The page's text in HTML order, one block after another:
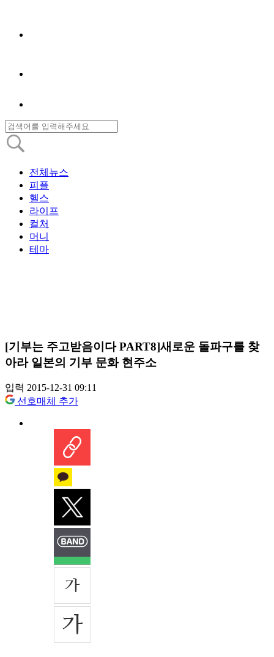
전체뉴스
피플
헬스
라이프
컬처
머니
테마
[기부는 주고받음이다 PART8]새로운 돌파구를 찾
아라 일본의 기부 문화 현주소
입력 2015-12-31 09:11
선호매체 추가